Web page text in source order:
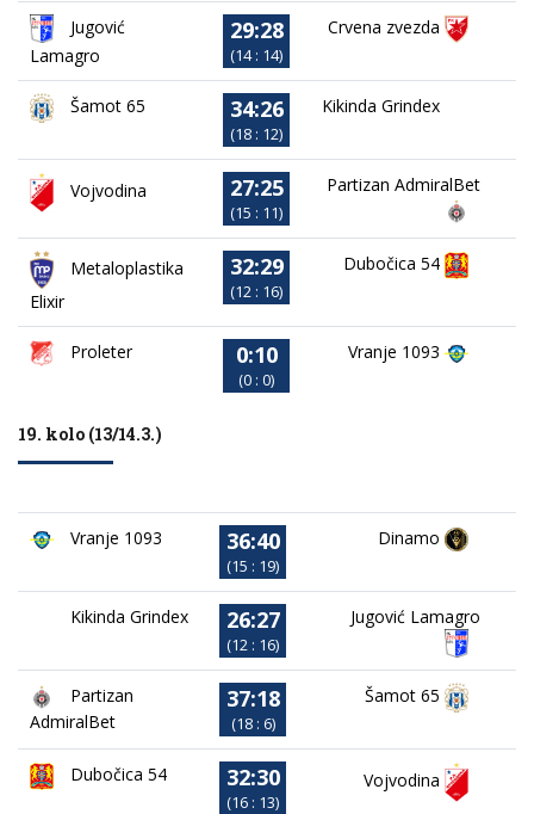
Jugović
Lamagro
29:28
(14 : 14)
Crvena zvezda
Šamot 65 34:26
(18 : 12)
Kikinda Grindex
Vojvodina 27:25
(15 : 11)
Partizan AdmiralBet
Metaloplastika
Elixir
32:29
(12 : 16)
Dubočica 54
Proleter 0:10
(0 : 0)
Vranje 1093
19. kolo (13/14.3.)
Vranje 1093 36:40
(15 : 19)
Dinamo
Kikinda Grindex 26:27
(12 : 16)
Jugović Lamagro
Partizan
AdmiralBet
37:18
(18 : 6)
Šamot 65
Dubočica 54 32:30
(16 : 13)
Vojvodina